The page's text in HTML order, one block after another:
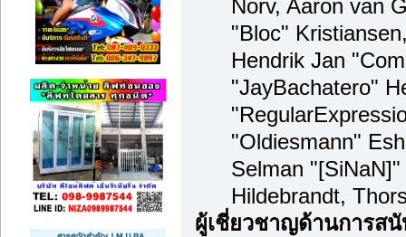
Norv, Aaron van
"Bloc"
Hendrik Jan
"JayBachatero"
"Oldiesmann"
Selman
Hildebrandt,
ผู้เชี่ยวชาญด้านการส